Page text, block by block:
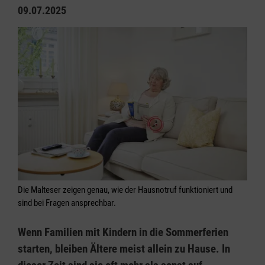
09.07.2025
Die Malteser zeigen genau, wie der Hausnotruf funktioniert und
sind bei Fragen ansprechbar.
Wenn Familien mit Kindern in die Sommerferien
starten, bleiben Ältere meist allein zu Hause. In